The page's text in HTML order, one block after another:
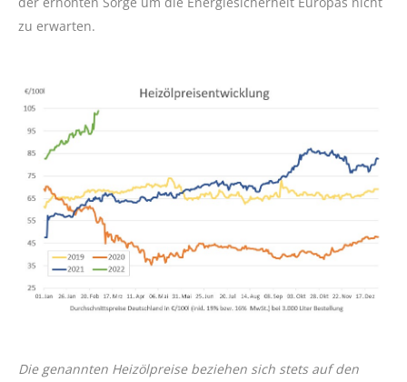
zu erwarten.
Die genannten Heizölpreise beziehen sich stets auf den